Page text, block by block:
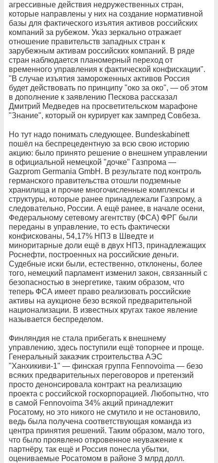
агрессивные действия недружественных стран,
которые направлены у них на создание нормативной
базы для фактического изъятия активов российских
компаний за рубежом. Указ зеркально отражает
отношение правительств западных стран к
зарубежным активам российских компаний. В ряде
стран наблюдается планомерный переход от
временного управления к фактической конфискации".
"В случае изъятия замороженных активов Россия
будет действовать по принципу "око за око", — об этом
в дополнение к заявлению Пескова рассказал
Дмитрий Медведев на просветительском марафоне
"Знание", который он курирует как зампред Совбеза.
Но тут надо понимать следующее. Bundeskabinett
пошёл на беспрецедентную за всю свою историю
акцию: было принято решение о внешнем управлении
в официальной немецкой "дочке" Газпрома —
Gazprom Germania GmbH. В результате под контроль
германского правительства отошли подземные
хранилища и прочие многочисленные комплексы и
структуры, которые ранее принадлежали Газпрому, а
следовательно, России. А ещё ранее, в начале осени,
Федеральному сетевому агентству (ФСА) ФРГ были
переданы в управление, то есть фактически
конфискованы, 54,17% НПЗ в Шведте и
миноритарные доли ещё в двух НПЗ, принадлежащих
Роснефти, построенных на российские деньги.
Судебные иски были, естественно, отклонены, более
того, немецкий парламент изменил закон, связанный с
безопасностью в энергетике, таким образом, что
теперь ФСА имеет право реализовать российские
активы на аукционе безо всякой предварительной
национализации. В известных кругах такое явление
называется беспределом.
Финляндия не стала прибегать к внешнему
управлению, здесь поступили ещё топорнее и проще.
Генеральный заказчик строительства АЭС
"Ханхикиви-1" — финская группа Fennovoima — безо
всяких предварительных переговоров и претензий
просто денонсировала контракт на реализацию
проекта с российской госкорпорацией. Любопытно, что
в самой Fennovoima 34% акций принадлежит
Росатому, но это никого не смутило и не остановило,
ведь была получена соответствующая команда из
центра принятия решений. Таким образом, мало того,
что было проявлено откровенное неуважение к
партнёру, так ещё и Россия понесла убытки,
оцениваемые Росатомом в районе 3 млрд долл.